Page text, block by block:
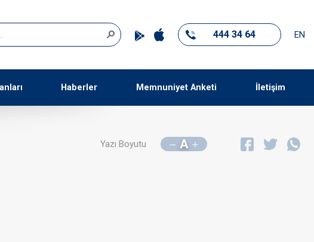
444 34 64 EN
Haberler Memnuniyet Anketi İletişim
Yazı Boyutu A